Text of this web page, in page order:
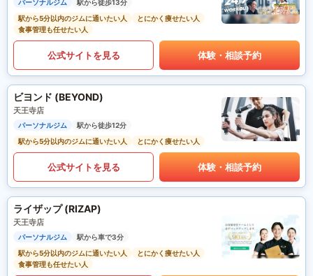
パーソナルジム
駅から徒歩13分
駅から5分以内のジムに通いたい人
とにかく痩せたい人
食事管理も任せたい人
公式サイトを見る 体験・相談予約
ビヨンド (BEYOND)
天王寺店
パーソナルジム
駅から徒歩12分
駅から5分以内のジムに通いたい人
とにかく痩せたい人
公式サイトを見る 体験・相談予約
ライザップ (RIZAP)
天王寺店
パーソナルジム
駅から車で3分
駅から5分以内のジムに通いたい人
とにかく痩せたい人
食事管理も任せたい人